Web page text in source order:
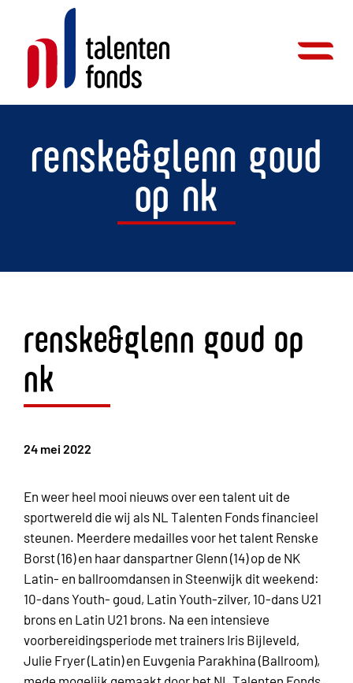
renske&glenn goud
op nk
renske&glenn goud op
nk
24 mei 2022
En weer heel mooi nieuws over een talent uit de
sportwereld die wij als NL Talenten Fonds financieel
steunen. Meerdere medailles voor het talent Renske
Borst (16) en haar danspartner Glenn (14) op de NK
Latin- en ballroomdansen in Steenwijk dit weekend:
10-dans Youth- goud, Latin Youth-zilver, 10-dans U21
brons en Latin U21 brons. Na een intensieve
voorbereidingsperiode met trainers Iris Bijleveld,
Julie Fryer (Latin) en Euvgenia Parakhina (Ballroom),